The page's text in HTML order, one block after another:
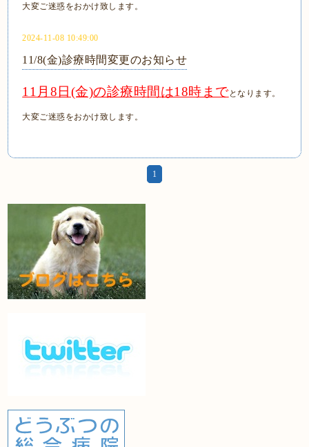
大変ご迷惑をおかけ致します。
2024-11-08 10:49:00
11/8(金)診療時間変更のお知らせ
11月8日(金)の診療時間は18時まで となります。
大変ご迷惑をおかけ致します。
1